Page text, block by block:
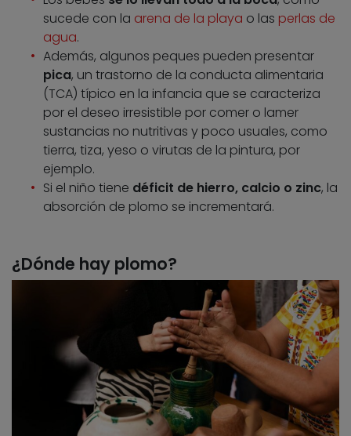
sucede con la arena de la playa o las perlas de
agua.
Además, algunos peques pueden presentar
pica, un trastorno de la conducta alimentaria
(TCA) típico en la infancia que se caracteriza
por el deseo irresistible por comer o lamer
sustancias no nutritivas y poco usuales, como
tierra, tiza, yeso o virutas de la pintura, por
ejemplo.
Si el niño tiene déficit de hierro, calcio o zinc, la
absorción de plomo se incrementará.
¿Dónde hay plomo?